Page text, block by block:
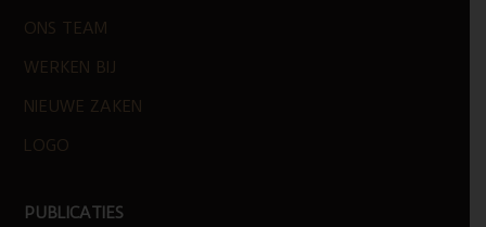
ONS TEAM
WERKEN BIJ
NIEUWE ZAKEN
LOGO
PUBLICATIES